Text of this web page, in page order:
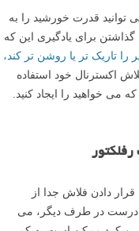
توانید قدرت خورشید را به
برای یادگیری این که
را تاریک تر یا روشن تر کند،
اکسترنال خود استفاده
می خواهید را ایجاد کنید.
رفلکتور
دادن فلاش جدا از
درست در طرف دیگر، می